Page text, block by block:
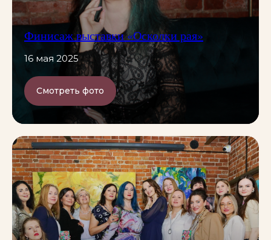
Финисаж выставки «Осколки рая»
16 мая 2025
Смотреть фото